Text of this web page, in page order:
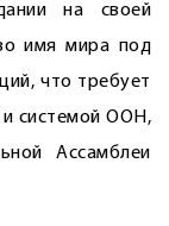
на своей
имя мира под
что требует
и системой ООН,
Ассамблеи